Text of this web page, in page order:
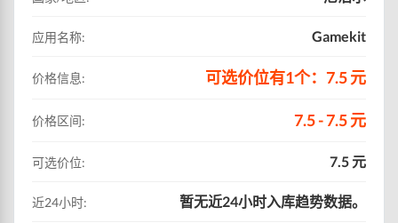
应用名称: Gamekit
价格信息: 可选价位有1个：7.5 元
价格区间: 7.5 - 7.5 元
可选价位: 7.5 元
近24小时: 暂无近24小时入库趋势数据。